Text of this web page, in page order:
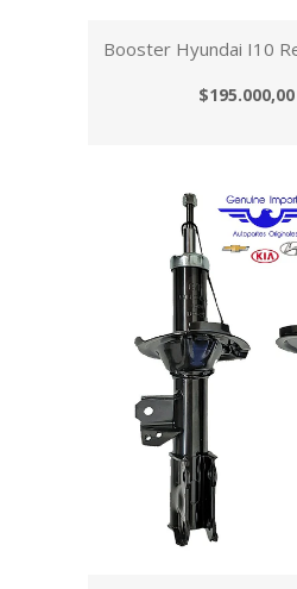
Booster Hyundai I10
$195.000,00